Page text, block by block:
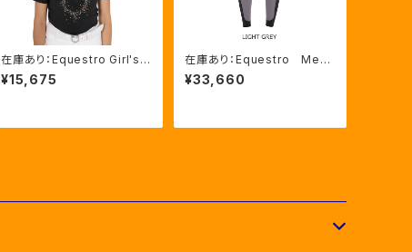
在庫あり：Equestro Girl's
グリッターロゴTシャツ（ETK
A00123）
¥15,675
在庫あり：Equestro Me
n’S高機能サマーキュロット
（ニーグリップ）LIGHT GRE
¥33,660